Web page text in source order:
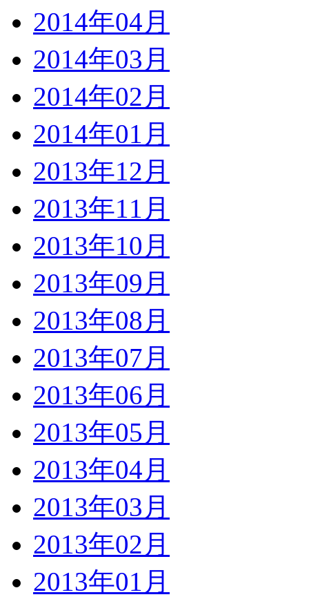
2014年04月
2014年03月
2014年02月
2014年01月
2013年12月
2013年11月
2013年10月
2013年09月
2013年08月
2013年07月
2013年06月
2013年05月
2013年04月
2013年03月
2013年02月
2013年01月